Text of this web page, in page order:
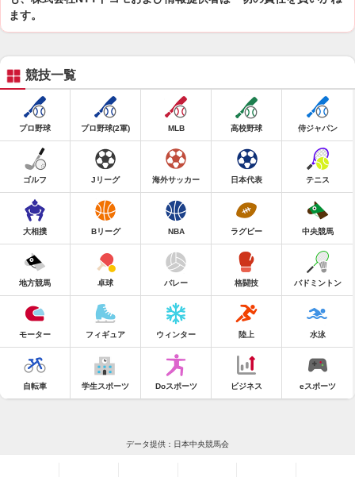
ます。
競技一覧
プロ野球 プロ野球(2軍) MLB 高校野球 侍ジャパン
ゴルフ Jリーグ 海外サッカー 日本代表 テニス
大相撲 Bリーグ NBA ラグビー 中央競馬
地方競馬 卓球 バレー 格闘技 バドミントン
モーター フィギュア ウィンター 陸上 水泳
自転車 学生スポーツ Doスポーツ ビジネス eスポーツ
データ提供：日本中央競馬会